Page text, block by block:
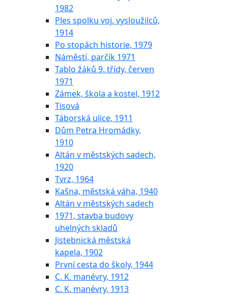
1982
Ples spolku voj. vysloužilců,
1914
Po stopách historie, 1979
Náměstí, parčík 1971
Tablo žáků 9. třídy, červen
1971
Zámek, škola a kostel, 1912
Tisová
Táborská ulice, 1911
Dům Petra Hromádky,
1910
Altán v městských sadech,
1920
Tvrz, 1964
Kašna, městská váha, 1940
Altán v městských sadech
1971, stavba budovy
uhelných skladů
Jistebnická městská
kapela, 1902
První cesta do školy, 1944
C. K. manévry, 1912
C. K. manévry, 1913